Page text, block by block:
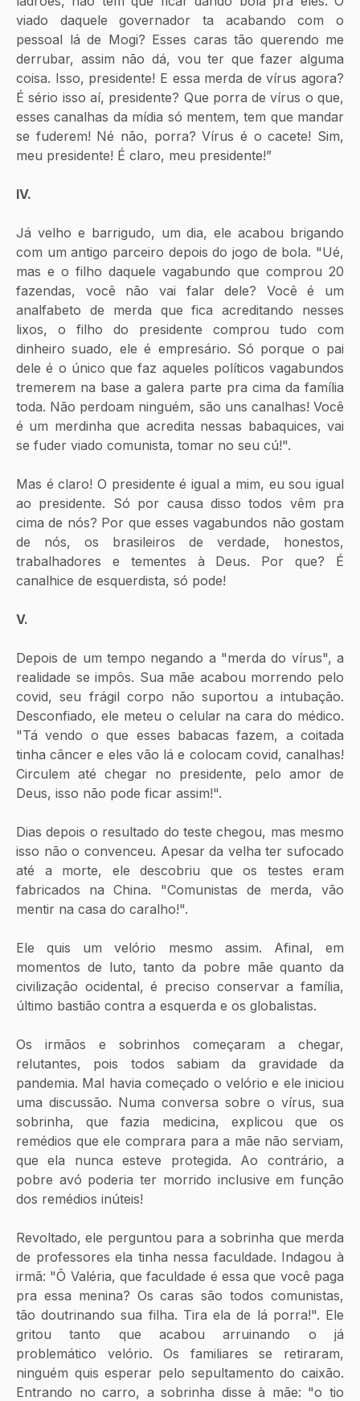
viado daquele governador ta acabando com o
pessoal lá de Mogi? Esses caras tão querendo me
derrubar, assim não dá, vou ter que fazer alguma
coisa. Isso, presidente! E essa merda de vírus agora?
É sério isso aí, presidente? Que porra de vírus o que,
esses canalhas da mídia só mentem, tem que mandar
se fuderem! Né não, porra? Vírus é o cacete! Sim,
meu presidente! É claro, meu presidente!”
IV.
Já velho e barrigudo, um dia, ele acabou brigando
com um antigo parceiro depois do jogo de bola. "Ué,
mas e o filho daquele vagabundo que comprou 20
fazendas, você não vai falar dele? Você é um
analfabeto de merda que fica acreditando nesses
lixos, o filho do presidente comprou tudo com
dinheiro suado, ele é empresário. Só porque o pai
dele é o único que faz aqueles políticos vagabundos
tremerem na base a galera parte pra cima da família
toda. Não perdoam ninguém, são uns canalhas! Você
é um merdinha que acredita nessas babaquices, vai
se fuder viado comunista, tomar no seu cú!".
Mas é claro! O presidente é igual a mim, eu sou igual
ao presidente. Só por causa disso todos vêm pra
cima de nós? Por que esses vagabundos não gostam
de nós, os brasileiros de verdade, honestos,
trabalhadores e tementes à Deus. Por que? É
canalhice de esquerdista, só pode!
V.
Depois de um tempo negando a "merda do vírus", a
realidade se impôs. Sua mãe acabou morrendo pelo
covid, seu frágil corpo não suportou a intubação.
Desconfiado, ele meteu o celular na cara do médico.
"Tá vendo o que esses babacas fazem, a coitada
tinha câncer e eles vão lá e colocam covid, canalhas!
Circulem até chegar no presidente, pelo amor de
Deus, isso não pode ficar assim!".
Dias depois o resultado do teste chegou, mas mesmo
isso não o convenceu. Apesar da velha ter sufocado
até a morte, ele descobriu que os testes eram
fabricados na China. "Comunistas de merda, vão
mentir na casa do caralho!".
Ele quis um velório mesmo assim. Afinal, em
momentos de luto, tanto da pobre mãe quanto da
civilização ocidental, é preciso conservar a família,
último bastião contra a esquerda e os globalistas.
Os irmãos e sobrinhos começaram a chegar,
relutantes, pois todos sabiam da gravidade da
pandemia. Mal havia começado o velório e ele iniciou
uma discussão. Numa conversa sobre o vírus, sua
sobrinha, que fazia medicina, explicou que os
remédios que ele comprara para a mãe não serviam,
que ela nunca esteve protegida. Ao contrário, a
pobre avó poderia ter morrido inclusive em função
dos remédios inúteis!
Revoltado, ele perguntou para a sobrinha que merda
de professores ela tinha nessa faculdade. Indagou à
irmã: "Ô Valéria, que faculdade é essa que você paga
pra essa menina? Os caras são todos comunistas,
tão doutrinando sua filha. Tira ela de lá porra!". Ele
gritou tanto que acabou arruinando o já
problemático velório. Os familiares se retiraram,
ninguém quis esperar pelo sepultamento do caixão.
Entrando no carro, a sobrinha disse à mãe: "o tio